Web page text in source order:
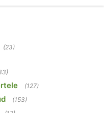
(23)
(127)
(153)